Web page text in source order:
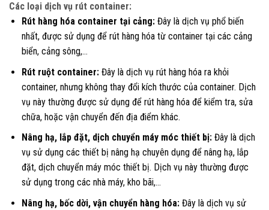
Các loại dịch vụ rút container:
Rút hàng hóa container tại cảng:Đây là dịch vụ phổ biến
nhất, được sử dụng để rút hàng hóa từ container tại các cảng
biển, cảng sông,…
Rút ruột container:Đây là dịch vụ rút hàng hóa ra khỏi
container, nhưng không thay đổi kích thước của container. Dịch
vụ này thường được sử dụng để rút hàng hóa để kiểm tra, sửa
chữa, hoặc vận chuyển đến địa điểm khác.
Nâng hạ, lắp đặt, dịch chuyển máy móc thiết bị:Đây là dịch
vụ sử dụng các thiết bị nâng hạ chuyên dụng để nâng hạ, lắp
đặt, dịch chuyển máy móc thiết bị. Dịch vụ này thường được
sử dụng trong các nhà máy, kho bãi,…
Nâng hạ, bốc dời, vận chuyển hàng hóa:Đây là dịch vụ sử